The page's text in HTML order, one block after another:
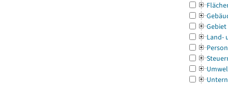
Gebiet
Land-